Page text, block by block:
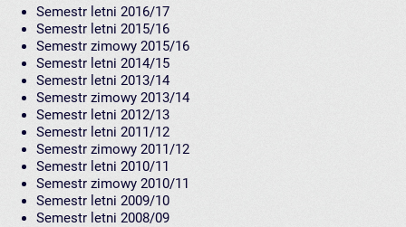
Semestr letni 2016/17
Semestr letni 2015/16
Semestr zimowy 2015/16
Semestr letni 2014/15
Semestr letni 2013/14
Semestr zimowy 2013/14
Semestr letni 2012/13
Semestr letni 2011/12
Semestr zimowy 2011/12
Semestr letni 2010/11
Semestr zimowy 2010/11
Semestr letni 2009/10
Semestr letni 2008/09